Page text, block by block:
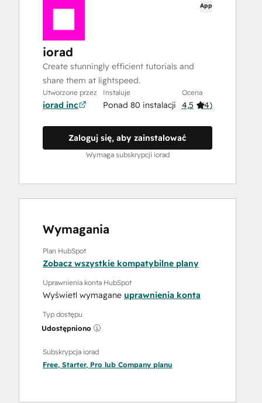
App
iorad
Create stunningly efficient tutorials and
share them at lightspeed.
Utworzone przez
iorad inc
Instaluje
Ponad 80 instalacji
Ocena
4,5 (4)
Zaloguj się, aby zainstalować
Wymaga subskrypcji iorad
Wymagania
Plan HubSpot
Zobacz wszystkie kompatybilne plany
Uprawnienia konta HubSpot
Wyświetl wymagane uprawnienia konta
Typ dostępu
Udostępniono
Subskrypcja iorad
Free, Starter, Pro lub Company planu